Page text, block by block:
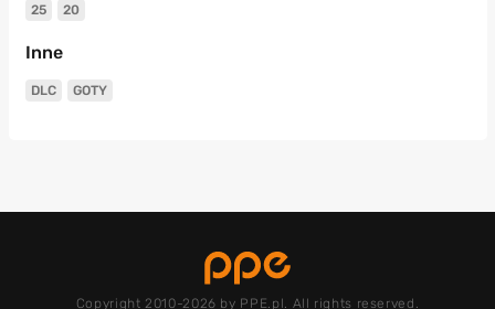
25 20
Inne
DLC GOTY
Copyright 2010-2026 by PPE.pl. All rights reserved.